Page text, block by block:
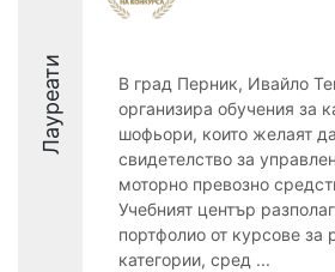
Лауреати
В град Перник, Ивайло
организира обучения за
шофьори, които желаят
свидетелство за
моторно превозно
Учебният център
портфолио от курсове за
категории, сред ...